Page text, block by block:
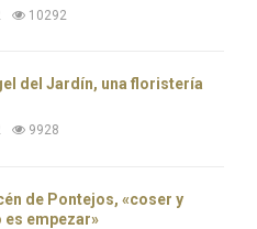
10292
del Jardín, una floristería
9928
de Pontejos, «coser y
es empezar»